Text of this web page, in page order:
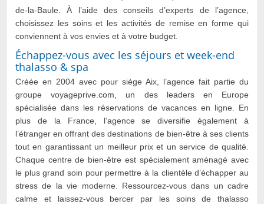
de-la-Baule. À l’aide des conseils d’experts de l’agence,
choisissez les soins et les activités de remise en forme qui
conviennent à vos envies et à votre budget.
Échappez-vous avec les séjours et week-end
thalasso & spa
Créée en 2004 avec pour siège Aix, l’agence fait partie du
groupe voyageprive.com, un des leaders en Europe
spécialisée dans les réservations de vacances en ligne. En
plus de la France, l’agence se diversifie également à
l’étranger en offrant des destinations de bien-être à ses clients
tout en garantissant un meilleur prix et un service de qualité.
Chaque centre de bien-être est spécialement aménagé avec
le plus grand soin pour permettre à la clientèle d’échapper au
stress de la vie moderne. Ressourcez-vous dans un cadre
calme et laissez-vous bercer par les soins de thalasso